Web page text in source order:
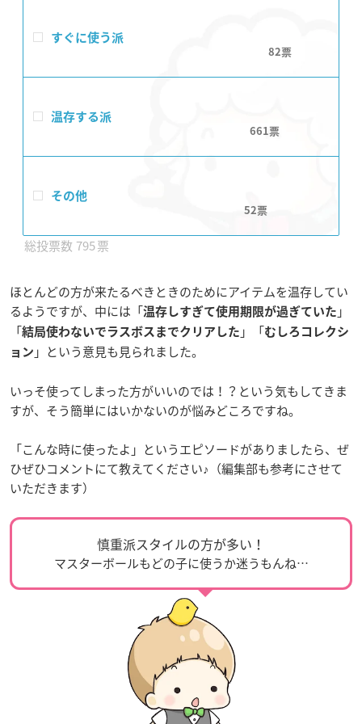
すぐに使う派
82
温存する派
661
その他
52
795
ほとんどの方が来たるべきときのためにアイテムを温存してい
るようですが、中には「温存しすぎて使用期限が過ぎていた 」
「結局使わないでラスボスまでクリアした 」「むしろコレクシ
ョン 」という意見も見られました。
いっそ使ってしまった方がいいのでは！？という気もしてきま
すが、そう簡単にはいかないのが悩みどころですね。
「こんな時に使ったよ」というエピソードがありましたら、ぜ
ひぜひコメントにて教えてください♪（編集部も参考にさせて
いただきます）
慎重派スタイルの方が多い！
マスターボールもどの子に使うか迷うもんね…